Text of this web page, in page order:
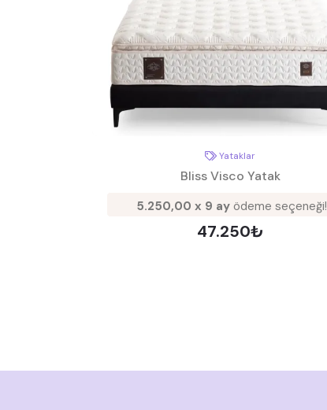
Yataklar
Bliss Visco Yatak
5.250,00 x 9 ay ödeme seçeneği!
47.250₺